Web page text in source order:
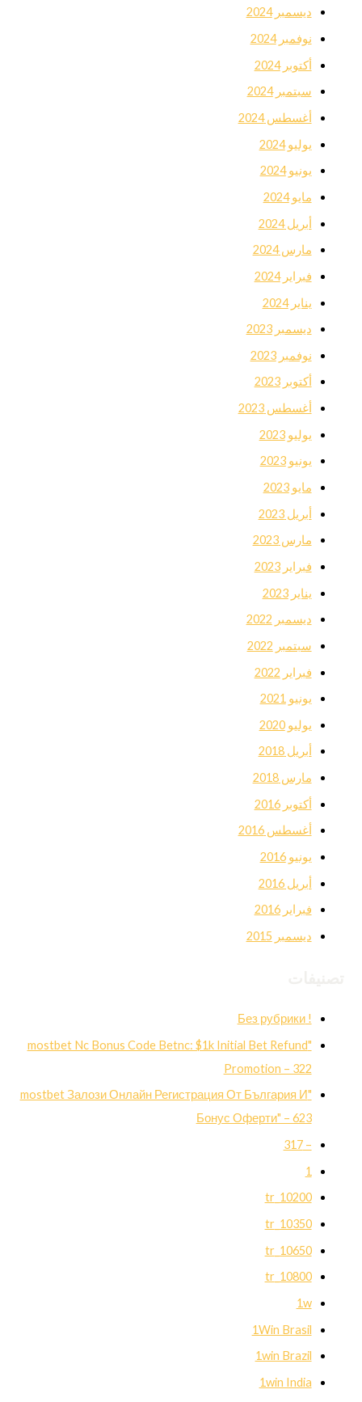
ديسمبر 2024
نوفمبر 2024
أكتوبر 2024
سبتمبر 2024
أغسطس 2024
يوليو 2024
يونيو 2024
مايو 2024
أبريل 2024
مارس 2024
فبراير 2024
يناير 2024
ديسمبر 2023
نوفمبر 2023
أكتوبر 2023
أغسطس 2023
يوليو 2023
يونيو 2023
مايو 2023
أبريل 2023
مارس 2023
فبراير 2023
يناير 2023
ديسمبر 2022
سبتمبر 2022
فبراير 2022
يونيو 2021
يوليو 2020
أبريل 2018
مارس 2018
أكتوبر 2016
أغسطس 2016
يونيو 2016
أبريل 2016
فبراير 2016
ديسمبر 2015
! Без рубрики
"mostbet Nc Bonus Code Betnc: $1k Initial Bet Refund
Promotion – 322
"mostbet Залози Онлайн Регистрация От България И
Бонус Оферти" – 623
– 317
1
10200_tr
10350_tr
10650_tr
10800_tr
1w
1Win Brasil
1win Brazil
1win India